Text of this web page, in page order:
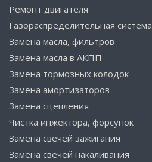
Ремонт двигателя
Газораспределительная система
Замена масла, фильтров
Замена масла в АКПП
Замена тормозных колодок
Замена амортизаторов
Замена сцепления
Чистка инжектора, форсунок
Замена свечей зажигания
Замена свечей накаливания